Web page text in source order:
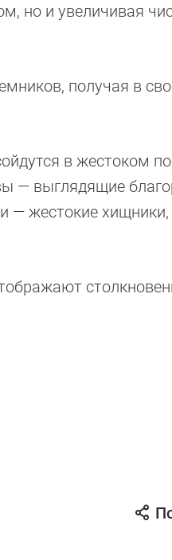
но и увеличивая
получая в
в жестоком
— выглядящие
— жестокие